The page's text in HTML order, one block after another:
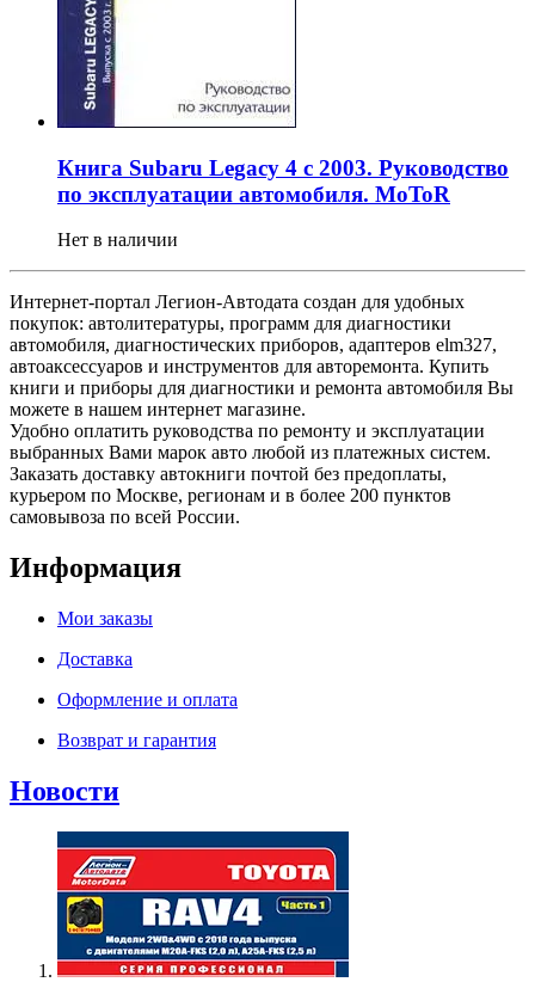
Книга Subaru Legacy 4 с 2003. Руководство
по эксплуатации автомобиля. MoToR
Нет в наличии
Интернет-портал Легион-Автодата создан для удобных
покупок: автолитературы, программ для диагностики
автомобиля, диагностических приборов, адаптеров elm327,
автоаксессуаров и инструментов для авторемонта. Купить
книги и приборы для диагностики и ремонта автомобиля Вы
можете в нашем интернет магазине.
Удобно оплатить руководства по ремонту и эксплуатации
выбранных Вами марок авто любой из платежных систем.
Заказать доставку автокниги почтой без предоплаты,
курьером по Москве, регионам и в более 200 пунктов
самовывоза по всей России.
Информация
Мои заказы
Доставка
Оформление и оплата
Возврат и гарантия
Новости